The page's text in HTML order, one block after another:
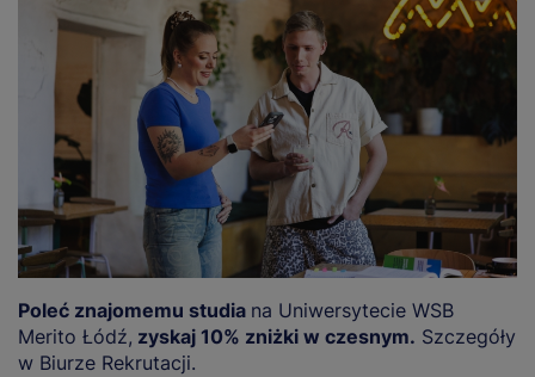
Poleć znajomemu studia na Uniwersytecie WSB
Merito Łódź, zyskaj 10% zniżki w czesnym. Szczegóły
w Biurze Rekrutacji.